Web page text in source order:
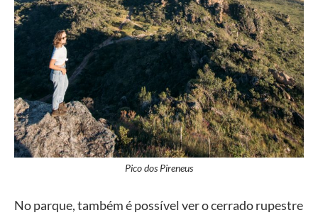
Pico dos Pireneus
No parque, também é possível ver o cerrado rupestre